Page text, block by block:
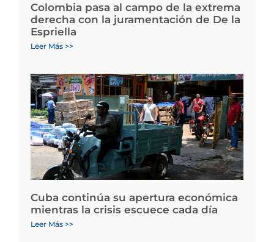
Colombia pasa al campo de la extrema
derecha con la juramentación de De la
Espriella
Leer Más >>
Cuba continúa su apertura económica
mientras la crisis escuece cada día
Leer Más >>